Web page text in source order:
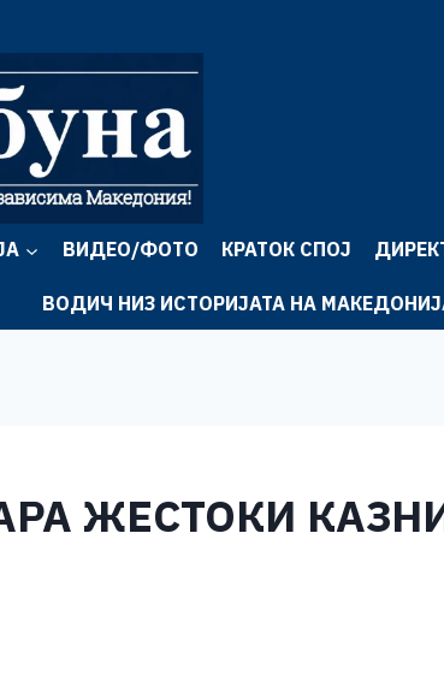
ВИДЕО/ФОТО КРАТОК СПОЈ
ВОДИЧ НИЗ ИСТОРИЈАТА НА
ЖЕСТОКИ